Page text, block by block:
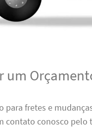
um
fretes e
contato conosco